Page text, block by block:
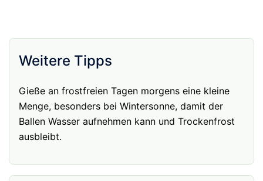
Weitere Tipps
Gieße an frostfreien Tagen morgens eine kleine
Menge, besonders bei Wintersonne, damit der
Ballen Wasser aufnehmen kann und Trockenfrost
ausbleibt.